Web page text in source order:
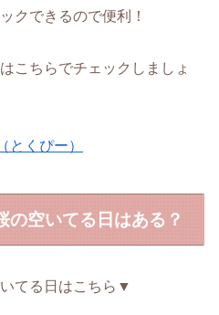
クできるので便利！
こちらでチェックしましょ
くぴー）
の空いてる日はある？
てる日はこちら▼